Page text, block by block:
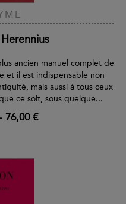
ancien manuel complet de
et il est indispensable non
mais aussi à tous ceux
ce soit, sous quelque...
76,00 €